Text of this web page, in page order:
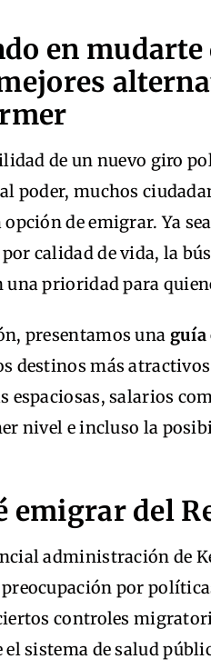
en
de un nuevo giro
poder, muchos
de emigrar. Ya
calidad de vida, la
prioridad para
presentamos una guía
destinos más
espaciosas, salarios
nivel e incluso la
emigrar del
administración de
por
controles
sistema de salud